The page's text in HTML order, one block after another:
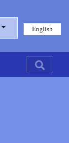
English